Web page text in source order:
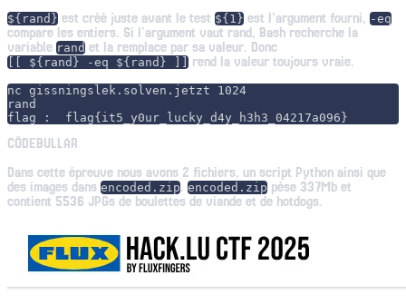
${rand} est créé juste avant le test ${1} est l’argument fourni, -eq
compare les entiers. Si l’argument vaut rand, Bash recherche la
variable rand et la remplace par sa valeur. Donc
[[ ${rand} -eq ${rand} ]] rend la valeur toujours vraie.
nc gissningslek.solven.jetzt 1024
rand
CÖDEBULLAR
Dans cette épreuve nous avons 2 fichiers, un script Python ainsi que
des images dans encoded.zip. encoded.zip pèse 337Mb et
contient 5536 JPGs de boulettes de viande et de hotdogs.